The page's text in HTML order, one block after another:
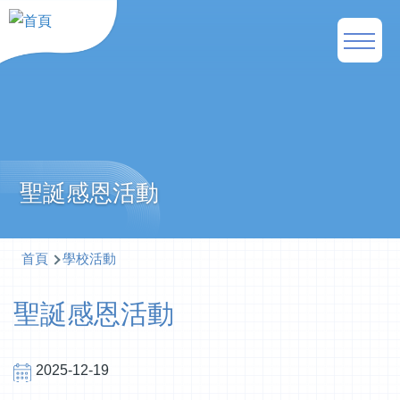
移至主內容
Main
聖誕感恩活動
導
連
首頁 學校活動
聖誕感恩活動
2025-12-19